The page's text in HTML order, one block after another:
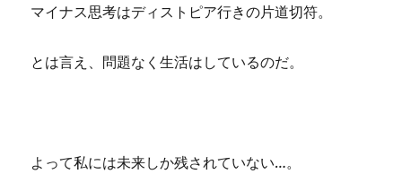
マイナス思考はディストピア行きの片道切符。
とは言え、問題なく生活はしているのだ。
よって私には未来しか残されていない…。